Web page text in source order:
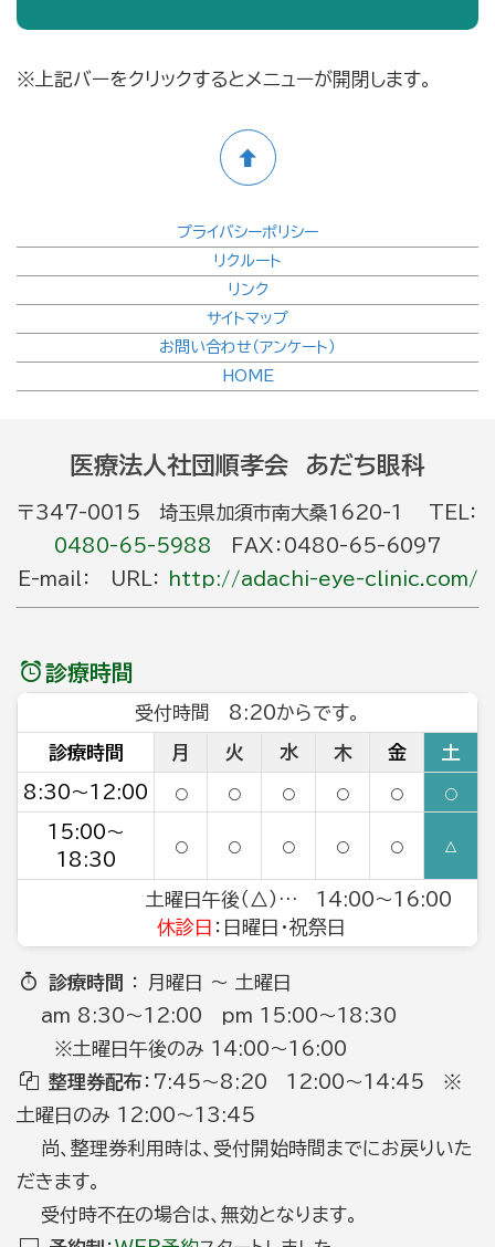
※上記バーをクリックするとメニューが開閉します。
プライバシーポリシー
リクルート
リンク
サイトマップ
お問い合わせ（アンケート）
HOME
医療法人社団順孝会 あだち眼科
〒347-0015 埼玉県加須市南大桑1620-1 TEL：
0480-65-5988
FAX：0480-65-6097
E-mail： URL：
http://adachi-eye-clinic.com/
診療時間
受付時間 8:20からです。
診療時間 月 火 水 木 金 土
8:30～12:00 ○ ○ ○ ○ ○ ○
15:00～
18:30
○ ○ ○ ○ ○ △
土曜日午後（△）… 14:00～16:00
休診日 ：日曜日・祝祭日
診療時間
： 月曜日 ～ 土曜日
am 8:30～12:00 pm 15:00～18:30
※土曜日午後のみ 14:00～16:00
整理券配布：7:45～8:20 12:00～14:45 ※
土曜日のみ 12:00～13:45
尚、整理券利用時は、受付開始時間までにお戻りいた
だきます。
受付時不在の場合は、無効となります。